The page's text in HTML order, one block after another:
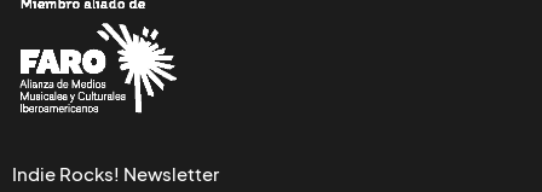
Indie Rocks! Newsletter